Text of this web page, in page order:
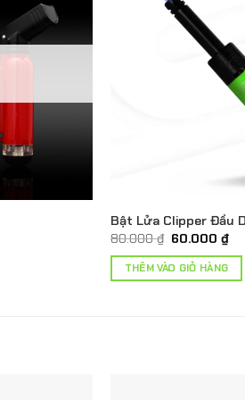
Bật Lửa Clipper Đầu
80.000₫ Giá
là:
80.000 ₫.
60.000₫Giá
tại
THÊM VÀO GIỎ HÀNG